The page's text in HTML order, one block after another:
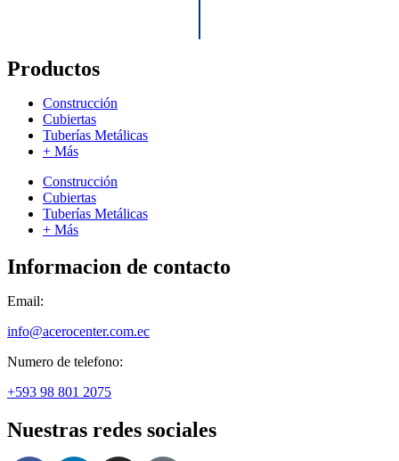
Productos
Construcción
Cubiertas
Tuberías Metálicas
+ Más
Construcción
Cubiertas
Tuberías Metálicas
+ Más
Informacion de contacto
Email:
info@acerocenter.com.ec
Numero de telefono:
+593 98 801 2075
Nuestras redes sociales